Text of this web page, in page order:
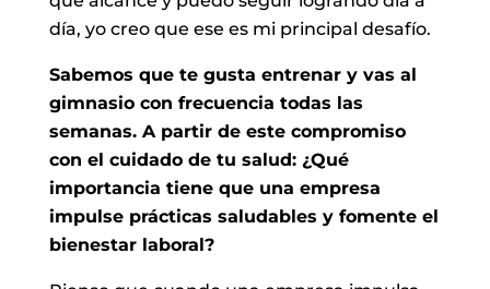
día, yo creo que ese es mi principal desafío.
Sabemos que te gusta entrenar y vas al
gimnasio con frecuencia todas las
semanas. A partir de este compromiso
con el cuidado de tu salud: ¿Qué
importancia tiene que una empresa
impulse prácticas saludables y fomente el
bienestar laboral?